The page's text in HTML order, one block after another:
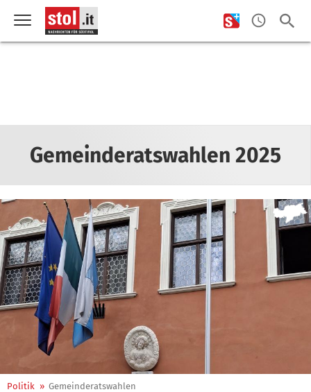
Gemeinderatswahlen 2025
Politik » Gemeinderatswahlen